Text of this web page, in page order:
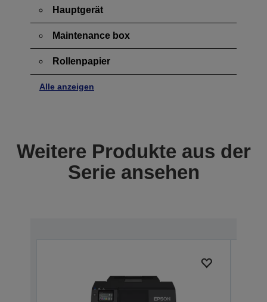
Hauptgerät
Maintenance box
Rollenpapier
Alle anzeigen
Weitere Produkte aus der
Serie ansehen